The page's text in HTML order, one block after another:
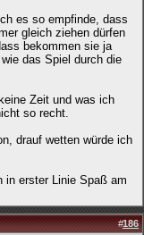
es so empfinde, dass
gleich ziehen dürfen
bekommen sie ja
das Spiel durch die
Zeit und was ich
so recht.
drauf wetten würde ich
in erster Linie Spaß am
#186